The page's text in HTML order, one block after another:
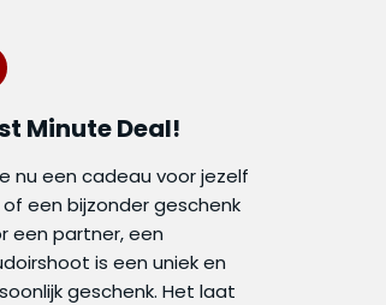
Minute Deal!
nu een cadeau voor jezelf
een bijzonder geschenk
een partner, een
is een uniek en
geschenk. Het laat